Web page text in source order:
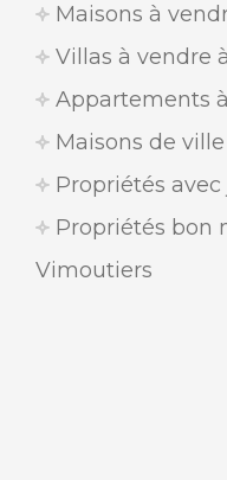
Maisons à
Villas à vendre
Appartements
Maisons de
Propriétés
Propriétés bon
Vimoutiers